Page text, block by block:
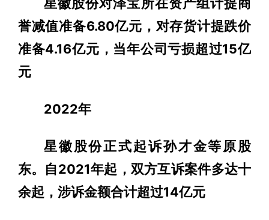
誉减值准备6.80亿元，对存货计提跌价
准备4.16亿元，当年公司亏损超过15亿
元
2022年
星徽股份正式起诉孙才金等原股
东。自2021年起，双方互诉案件多达十
余起，涉诉金额合计超过14亿元